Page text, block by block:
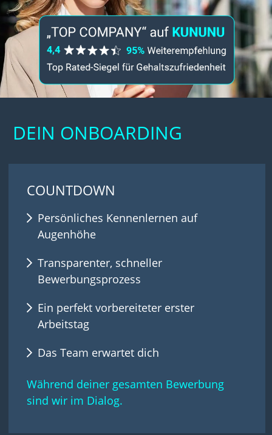
DEIN ONBOARDING
COUNTDOWN
Persönliches Kennenlernen auf
Augenhöhe
Transparenter, schneller
Bewerbungsprozess
Ein perfekt vorbereiteter erster
Arbeitstag
Das Team erwartet dich
Während deiner gesamten Bewerbung
sind wir im Dialog.